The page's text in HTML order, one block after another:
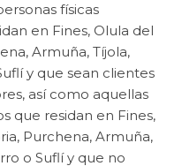
físicas
en Fines, Olula del
Armuña, Tíjola,
y que sean clientes
así como aquellas
que residan en Fines,
Purchena, Armuña,
o Suflí y que no